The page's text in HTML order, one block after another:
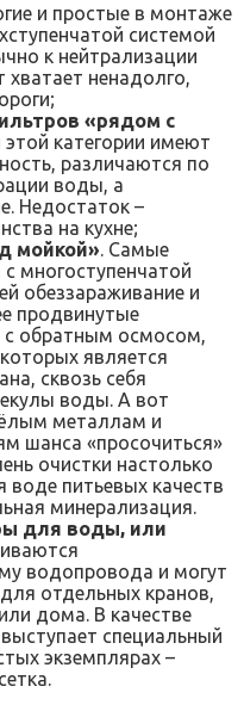
и простые в монтаже
системой
к нейтрализации
ненадолго,
«рядом с
этой категории имеют
различаются по
воды, а
Недостаток –
на кухне;
мойкой» . Самые
многоступенчатой
обеззараживание и
продвинутые
обратным осмосом,
является
сквозь себя
воды. А вот
металлам и
шанса «просочиться»
очистки настолько
воде питьевых качеств
минерализация.
для воды, или
водопровода и могут
отдельных кранов,
дома. В качестве
специальный
экземплярах –